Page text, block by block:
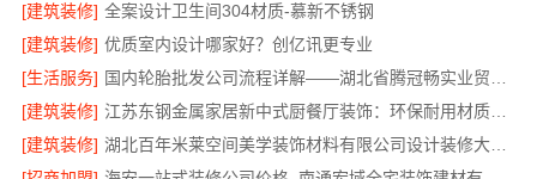
[建筑装修] 全案设计卫生间304材质-慕新不锈钢
[建筑装修] 优质室内设计哪家好？创亿讯更专业
[生活服务]
[建筑装修]
江苏东钢金属家居新中式厨餐厅装饰：环保耐用材质首选
[建筑装修]
湖北百年米莱空间美学装饰材料有限公司设计装修大平层实景案例